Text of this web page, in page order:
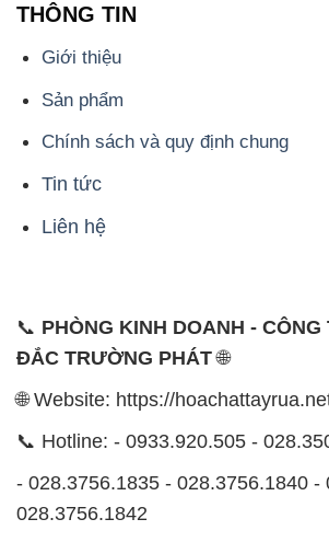
THÔNG TIN
Giới thiệu
Sản phẩm
Chính sách và quy định chung
Tin tức
Liên hệ
📞 PHÒNG KINH DOANH - CÔNG
ĐẮC TRƯỜNG PHÁT🌐
🌐 Website: https://
📞 Hotline: - 0933.920.505 -
- 028.3756.1835 - 028.3756.1840 -
028.3756.1842